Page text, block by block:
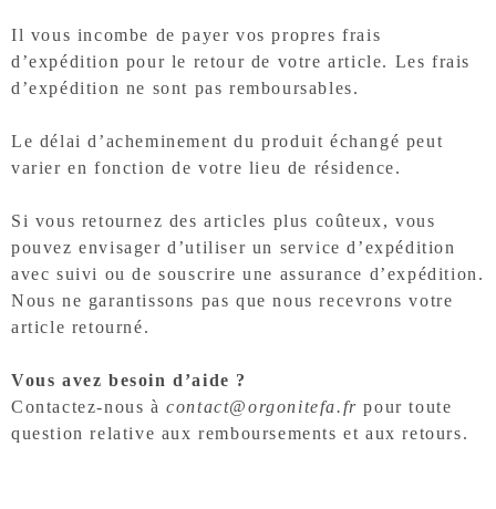
Il vous incombe de payer vos propres frais
d’expédition pour le retour de votre article. Les frais
d’expédition ne sont pas remboursables.
Le délai d’acheminement du produit échangé peut
varier en fonction de votre lieu de résidence.
Si vous retournez des articles plus coûteux, vous
pouvez envisager d’utiliser un service d’expédition
avec suivi ou de souscrire une assurance d’expédition.
Nous ne garantissons pas que nous recevrons votre
article retourné.
Vous avez besoin d’aide ?
Contactez-nous àcontact@orgonitefa.fr pour toute
question relative aux remboursements et aux retours.